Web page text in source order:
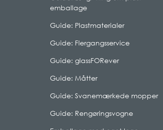
emballage
Guide: Plastmaterialer
Guide: Flergangsservice
Guide: glassFORever
Guide: Måtter
Guide: Svanemærkede mopper
Guide: Rengøringsvogne